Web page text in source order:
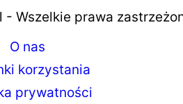
Wszelkie prawa
O nas
korzystania
prywatności